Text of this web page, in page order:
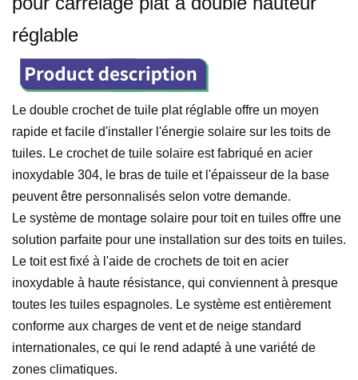
réglable
Le double crochet de tuile plat réglable offre un moyen
rapide et facile d'installer l'énergie solaire sur les toits de
tuiles. Le crochet de tuile solaire est fabriqué en acier
inoxydable 304, le bras de tuile et l'épaisseur de la base
peuvent être personnalisés selon votre demande.
Le système de montage solaire pour toit en tuiles offre une
solution parfaite pour une installation sur des toits en tuiles.
Le toit est fixé à l'aide de crochets de toit en acier
inoxydable à haute résistance, qui conviennent à presque
toutes les tuiles espagnoles. Le système est entièrement
conforme aux charges de vent et de neige standard
internationales, ce qui le rend adapté à une variété de
zones climatiques.